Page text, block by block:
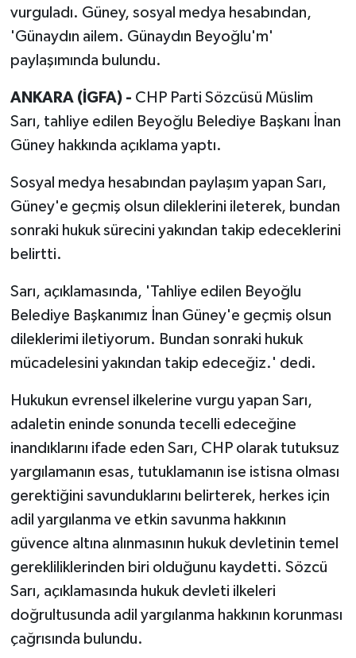
vurguladı. Güney, sosyal medya hesabından,
'Günaydın ailem. Günaydın Beyoğlu'm'
paylaşımında bulundu.
ANKARA (İGFA) - CHP Parti Sözcüsü Müslim
Sarı, tahliye edilen Beyoğlu Belediye Başkanı İnan
Güney hakkında açıklama yaptı.
Sosyal medya hesabından paylaşım yapan Sarı,
Güney'e geçmiş olsun dileklerini ileterek, bundan
sonraki hukuk sürecini yakından takip edeceklerini
belirtti.
Sarı, açıklamasında, 'Tahliye edilen Beyoğlu
Belediye Başkanımız İnan Güney'e geçmiş olsun
dileklerimi iletiyorum. Bundan sonraki hukuk
mücadelesini yakından takip edeceğiz.' dedi.
Hukukun evrensel ilkelerine vurgu yapan Sarı,
adaletin eninde sonunda tecelli edeceğine
inandıklarını ifade eden Sarı, CHP olarak tutuksuz
yargılamanın esas, tutuklamanın ise istisna olması
gerektiğini savunduklarını belirterek, herkes için
adil yargılanma ve etkin savunma hakkının
güvence altına alınmasının hukuk devletinin temel
gerekliliklerinden biri olduğunu kaydetti. Sözcü
Sarı, açıklamasında hukuk devleti ilkeleri
doğrultusunda adil yargılanma hakkının korunması
çağrısında bulundu.